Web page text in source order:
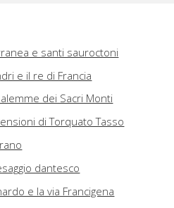
e santi sauroctoni
e il re di Francia
dei Sacri Monti
di Torquato Tasso
dantesco
e la via Francigena